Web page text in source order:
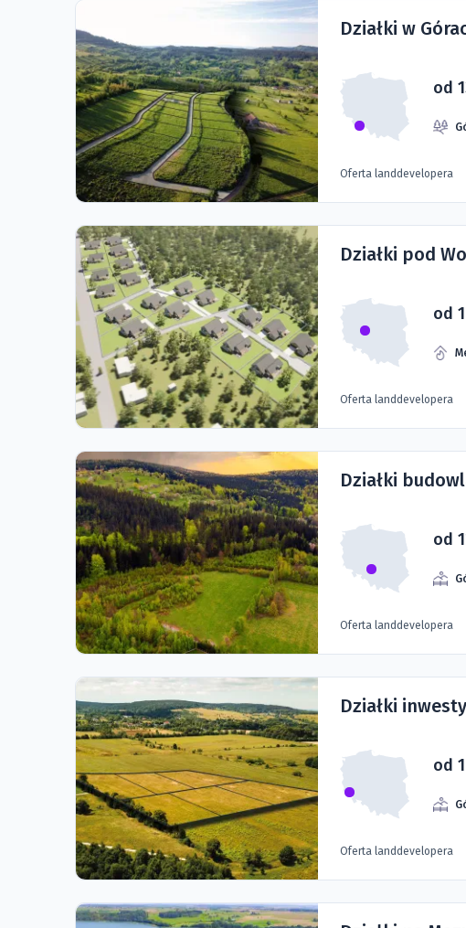
Działki w
od
Oferta landdevelopera
Działki pod
od
Oferta landdevelopera
Działki
od
Oferta landdevelopera
Działki
od
Oferta landdevelopera